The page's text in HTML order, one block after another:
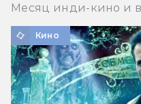
Месяц инди-кино и
Кино